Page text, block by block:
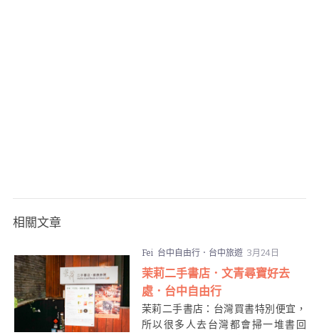
相關文章
Fei 台中自由行．台中旅遊 3月24日
茉莉二手書店．文青尋寶好去
處．台中自由行
茉莉二手書店：台灣買書特別便宜，
所以很多人去台灣都會掃一堆書回